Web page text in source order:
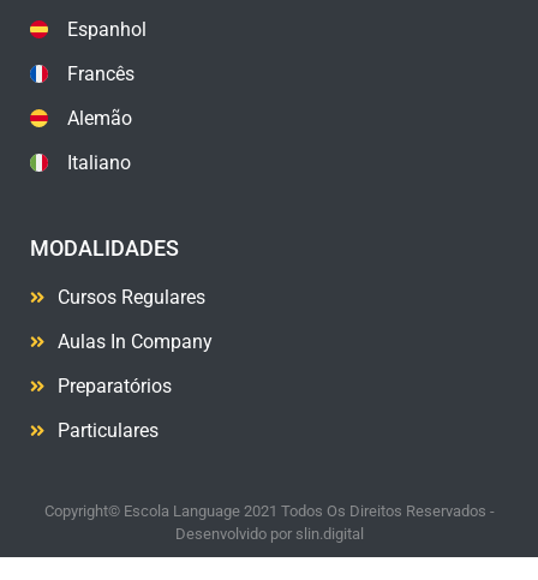
Espanhol
Francês
Alemão
Italiano
MODALIDADES
Cursos Regulares
Aulas In Company
Preparatórios
Particulares
Copyright© Escola Language 2021 Todos Os Direitos Reservados -
Desenvolvido por slin.digital